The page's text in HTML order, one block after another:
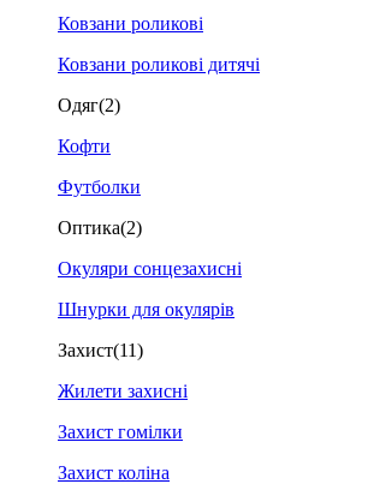
Ковзани роликові
Ковзани роликові дитячі
Одяг(2)
Кофти
Футболки
Оптика(2)
Окуляри сонцезахисні
Шнурки для окулярів
Захист(11)
Жилети захисні
Захист гомілки
Захист коліна